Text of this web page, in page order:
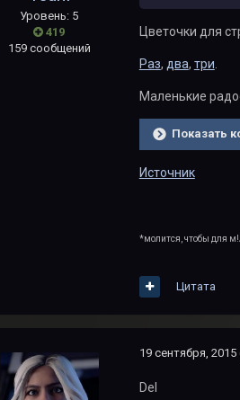
Уровень: 5
419
159 сообщений
Цветочки для
Раз, два, три.
Маленькие
Показать
Источник
*молится, чтобы для
Цитата
19 сентября, 2015
Del